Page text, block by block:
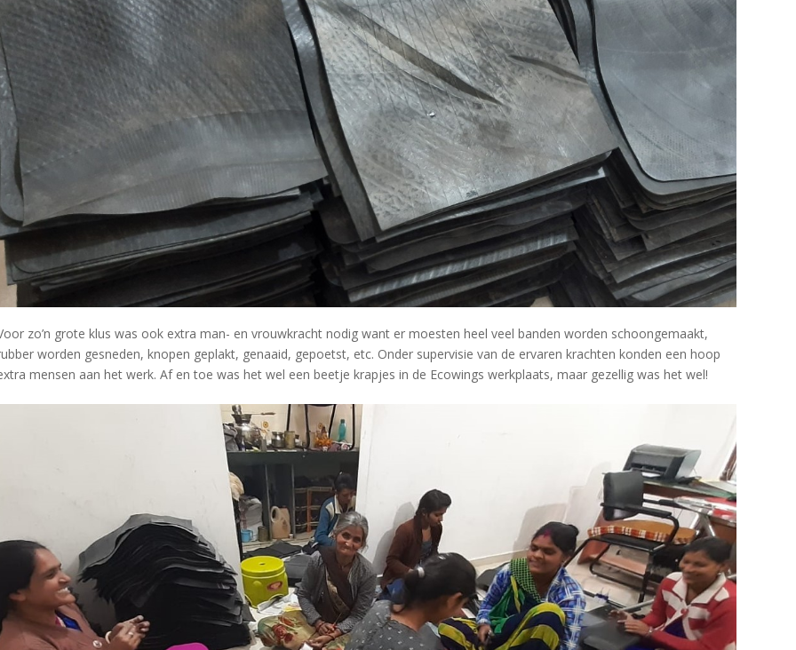
zo’n grote klus was ook extra man- en vrouwkracht nodig want er moesten heel veel banden worden schoongemaakt,
worden gesneden, knopen geplakt, genaaid, gepoetst, etc. Onder supervisie van de ervaren krachten konden een hoop
mensen aan het werk. Af en toe was het wel een beetje krapjes in de Ecowings werkplaats, maar gezellig was het wel!